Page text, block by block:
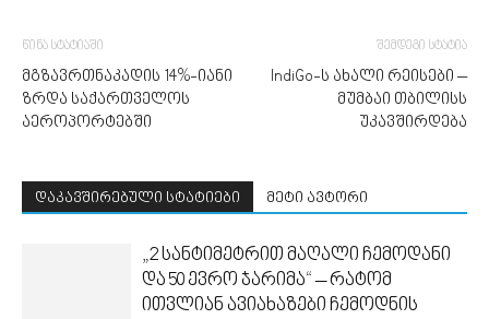
წინა სტატიაში
მგზავრთნაკადის 14%-იანი
ზრდა საქართველოს
აეროპორტებში
შემდეგი სტატია
IndiGo-ს ახალი რეისები –
მუმბაი თბილისს
უკავშირდება
დაკავშირებული სტატიები მეტი ავტორი
„2 სანტიმეტრით მაღალი ჩემოდანი
და 50 ევრო ჯარიმა“ – რატომ
ითვლიან ავიახაზები ჩემოდნის